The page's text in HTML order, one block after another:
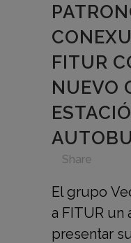
FITUR
NUEVO
Share
El grupo
a FITUR un
presentar